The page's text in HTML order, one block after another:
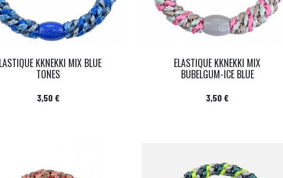
KKNEKKI MIX BLUE
TONES
Prix
3,50 €
ELASTIQUE KKNEKKI MIX
BUBELGUM-ICE BLUE
Prix
3,50 €